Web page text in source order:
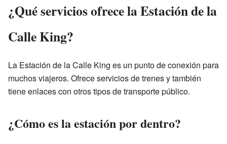
¿Qué servicios ofrece la Estación de la
Calle King?
La Estación de la Calle King es un punto de conexión para
muchos viajeros. Ofrece servicios de trenes y también
tiene enlaces con otros tipos de transporte público.
¿Cómo es la estación por dentro?